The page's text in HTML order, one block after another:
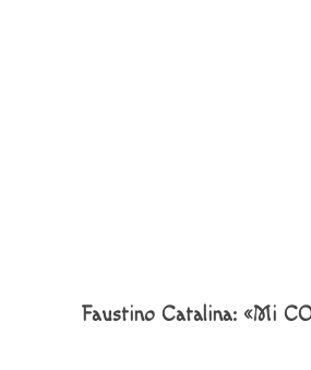
Faustino Catalina: «Mi